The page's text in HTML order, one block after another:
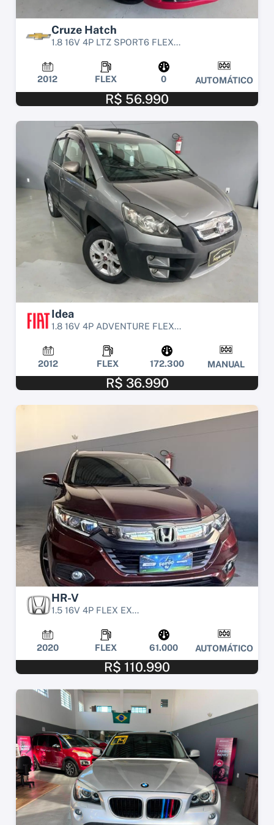
Cruze Hatch
1.8 16V 4P LTZ SPORT6 FLEX...
2012 FLEX 0 AUTOMÁTICO
R$ 56.990
Idea
1.8 16V 4P ADVENTURE FLEX...
2012 FLEX 172.300 MANUAL
R$ 36.990
HR-V
1.5 16V 4P FLEX EX...
2020 FLEX 61.000 AUTOMÁTICO
R$ 110.990